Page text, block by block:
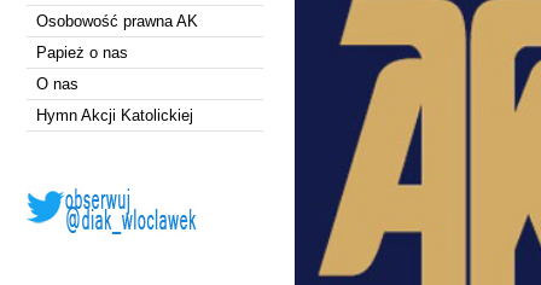
Osobowość prawna AK
Papież o nas
O nas
Hymn Akcji Katolickiej